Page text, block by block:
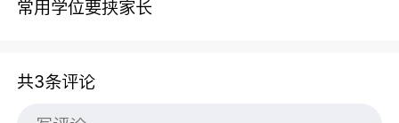
常用学位要挟家长
共3条评论